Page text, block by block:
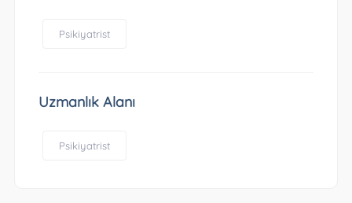
Psikiyatrist
Uzmanlık Alanı
Psikiyatrist